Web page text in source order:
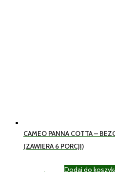
CAMEO PANNA COTTA –
(ZAWIERA 6 PORCJI)
Dodaj do